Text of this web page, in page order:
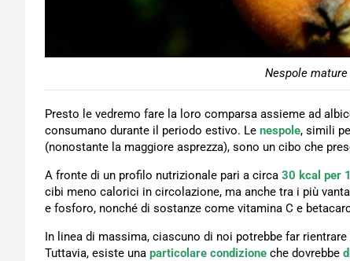
Nespole
Presto le vedremo fare la loro comparsa assieme ad
consumano durante il periodo estivo. Le nespole, simili
(nonostante la maggiore asprezza), sono un cibo che
A fronte di un profilo nutrizionale pari a circa 30 kcal per
cibi meno calorici in circolazione, ma anche tra i più
e fosforo, nonché di sostanze come vitamina C e
In linea di massima, ciascuno di noi potrebbe far
Tuttavia, esiste una particolare condizione che dovrebbe